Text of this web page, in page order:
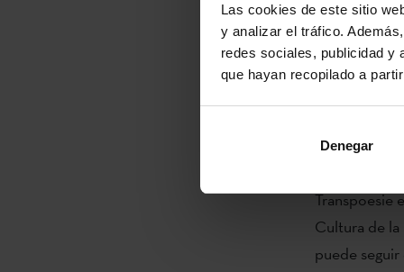
Las cookies de este sitio
y analizar el tráfico.
redes sociales, publicidad y
que hayan recopilado a
Denegar
titulada
como
Dawn
Nicky Aerts.
sede del
Transpoesie
Cultura de
puede